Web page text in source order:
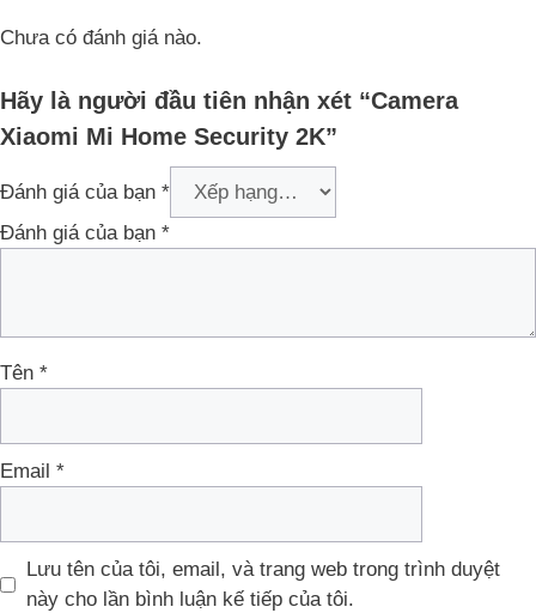
Chưa có đánh giá nào.
Hãy là người đầu tiên nhận xét “Camera
Xiaomi Mi Home Security 2K”
Đánh giá của bạn *
Đánh giá của bạn *
Tên *
Email *
Lưu tên của tôi, email, và trang web trong trình duyệt
này cho lần bình luận kế tiếp của tôi.